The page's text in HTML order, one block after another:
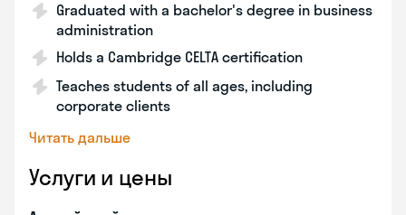
Graduated with a bachelor's degree in business
administration
Holds a Cambridge CELTA certification
Teaches students of all ages, including
corporate clients
Читать дальше
Услуги и цены